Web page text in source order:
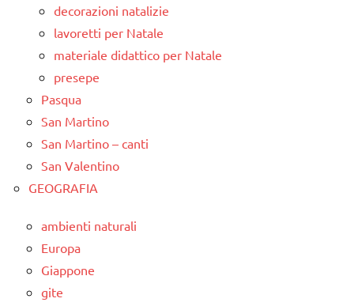
decorazioni natalizie
lavoretti per Natale
materiale didattico per Natale
presepe
Pasqua
San Martino
San Martino – canti
San Valentino
GEOGRAFIA
ambienti naturali
Europa
Giappone
gite